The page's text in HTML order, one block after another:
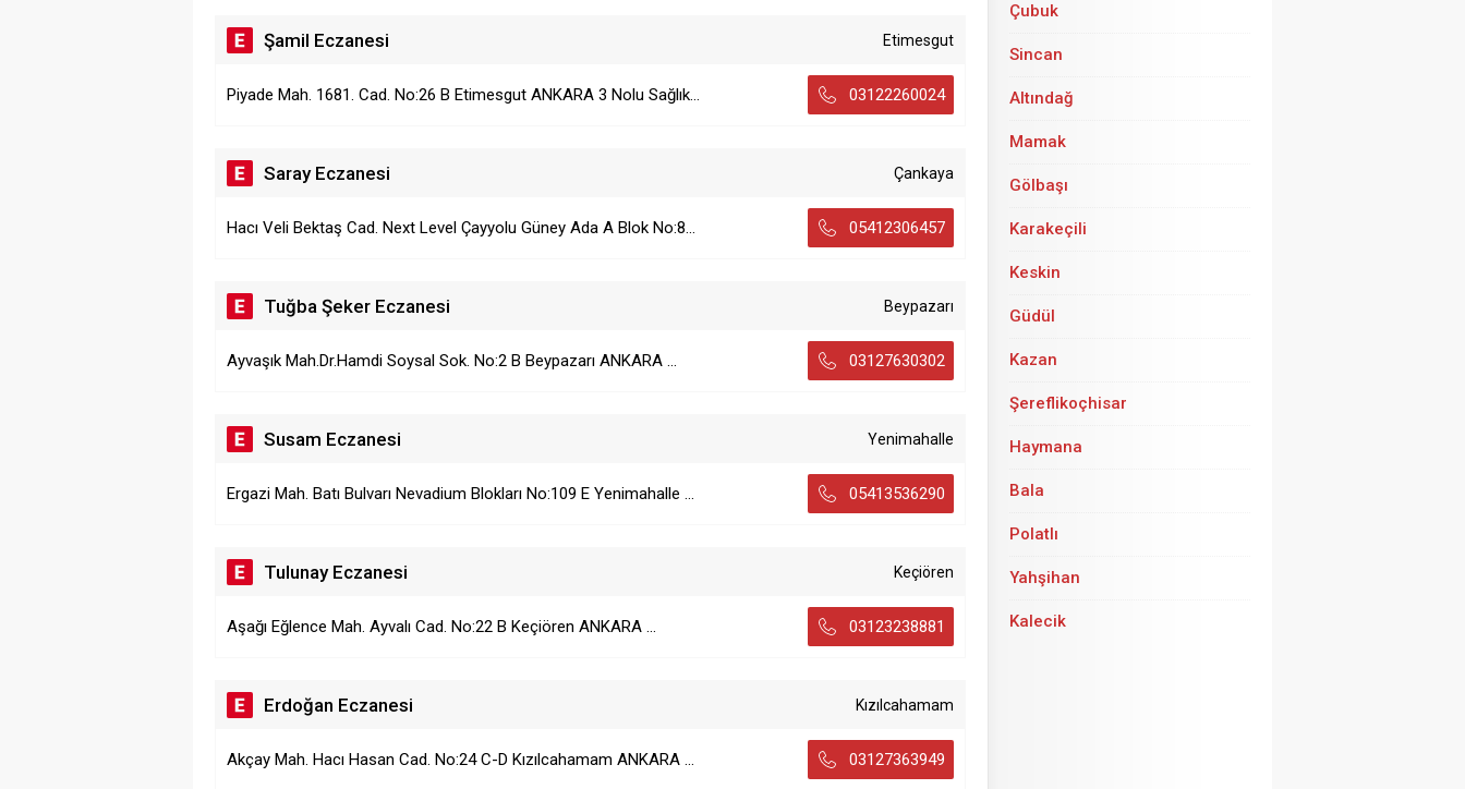
Şamil Eczanesi Etimesgut
Piyade Mah. 1681. Cad. No:26 B Etimesgut ANKARA 3 Nolu Sağlık... 03122260024
Saray Eczanesi Çankaya
Hacı Veli Bektaş Cad. Next Level Çayyolu Güney Ada A Blok No:8... 05412306457
Tuğba Şeker Eczanesi Beypazarı
Ayvaşık Mah.Dr.Hamdi Soysal Sok. No:2 B Beypazarı ANKARA ... 03127630302
Susam Eczanesi Yenimahalle
Ergazi Mah. Batı Bulvarı Nevadium Blokları No:109 E Yenimahalle ... 05413536290
Tulunay Eczanesi Keçiören
Aşağı Eğlence Mah. Ayvalı Cad. No:22 B Keçiören ANKARA ... 03123238881
Erdoğan Eczanesi Kızılcahamam
Akçay Mah. Hacı Hasan Cad. No:24 C-D Kızılcahamam ANKARA ... 03127363949
Çubuk
Sincan
Altındağ
Mamak
Gölbaşı
Karakeçili
Keskin
Güdül
Kazan
Şereflikoçhisar
Haymana
Bala
Polatlı
Yahşihan
Kalecik